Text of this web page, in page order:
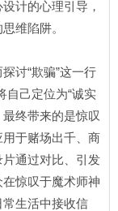
计的心理引导，
维陷阱。
讨“欺骗”这一行
自己定位为“诚实
最终带来的是惊叹
于赌场出千、商
通过对比、引发
惊叹于魔术师神
生活中接收信